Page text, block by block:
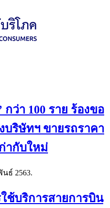
กว่า 100 ราย ร้องขอ
ริษัทฯ ขายรถราคา
ากับใหม่
ธ์ 2563.
ช้บริการสายการบิน